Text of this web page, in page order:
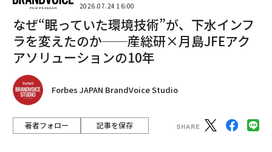
2026.07.24 16:00
なぜ“眠っていた環境技術”が、下水インフ
ラを変えたのか──産総研×月島JFEアク
アソリューションの10年
Forbes JAPAN BrandVoice Studio
著者フォロー 記事を保存